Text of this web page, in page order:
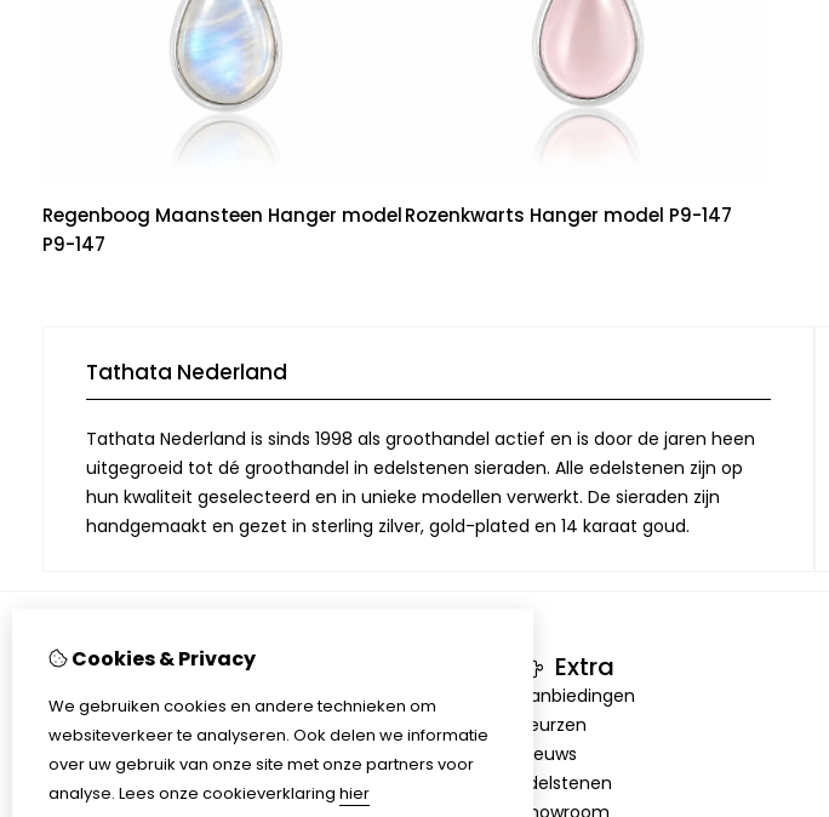
Regenboog Maansteen Hanger model
P9-147
Rozenkwarts Hanger model P9-147
Tathata Nederland
Tathata Nederland is sinds 1998 als groothandel actief en is door de jaren heen
uitgegroeid tot dé groothandel in edelstenen sieraden. Alle edelstenen zijn op
hun kwaliteit geselecteerd en in unieke modellen verwerkt. De sieraden zijn
handgemaakt en gezet in sterling zilver, gold-plated en 14 karaat goud.
Informatie
Over Tathata
Contact informatie
Algemene voorwaarden
Privacy
Extra
Aanbiedingen
Beurzen
Nieuws
Edelstenen
Showroom
Cookies & Privacy
We gebruiken cookies en andere technieken om
websiteverkeer te analyseren. Ook delen we informatie
over uw gebruik van onze site met onze partners voor
analyse. Lees onze cookieverklaring hier